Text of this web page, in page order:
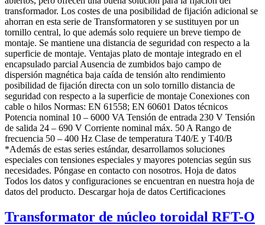
transformador. Los costes de una posibilidad de fijación adicional se
ahorran en esta serie de Transformatoren y se sustituyen por un
tornillo central, lo que además solo requiere un breve tiempo de
montaje. Se mantiene una distancia de seguridad con respecto a la
superficie de montaje. Ventajas plato de montaje integrado en el
encapsulado parcial Ausencia de zumbidos bajo campo de
dispersión magnética baja caída de tensión alto rendimiento
posibilidad de fijación directa con un solo tornillo distancia de
seguridad con respecto a la superficie de montaje Conexiones con
cable o hilos Normas: EN 61558; EN 60601 Datos técnicos
Potencia nominal 10 – 6000 VA Tensión de entrada 230 V Tensión
de salida 24 – 690 V Corriente nominal máx. 50 A Rango de
frecuencia 50 – 400 Hz Clase de temperatura T40/E y T40/B
*Además de estas series estándar, desarrollamos soluciones
especiales con tensiones especiales y mayores potencias según sus
necesidades. Póngase en contacto con nosotros. Hoja de datos
Todos los datos y configuraciones se encuentran en nuestra hoja de
datos del producto. Descargar hoja de datos Certificaciones
Transformator de núcleo toroidal RFT-O